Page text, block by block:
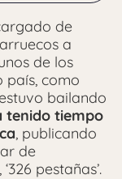
de
a
de los
país, como
bailando
tenido tiempo
, publicando
de
pestañas’.